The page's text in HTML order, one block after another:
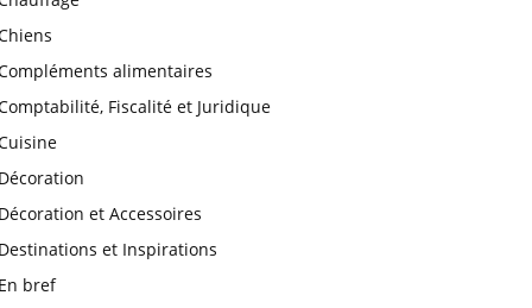
alimentaires
Fiscalité et Juridique
et Accessoires
et Inspirations
bref